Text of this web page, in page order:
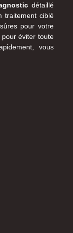
détaillé
traitement ciblé
pour votre
éviter toute
vous